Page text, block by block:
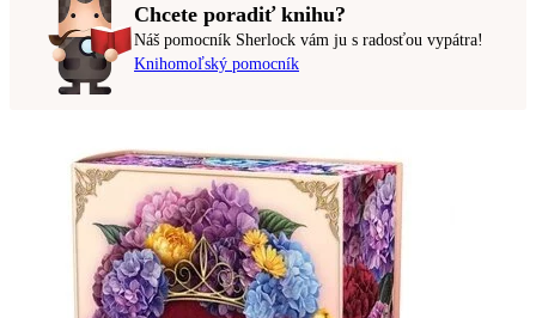
Chcete poradiť knihu?
Náš pomocník Sherlock vám ju s radosťou vypátra!
Knihomoľský pomocník